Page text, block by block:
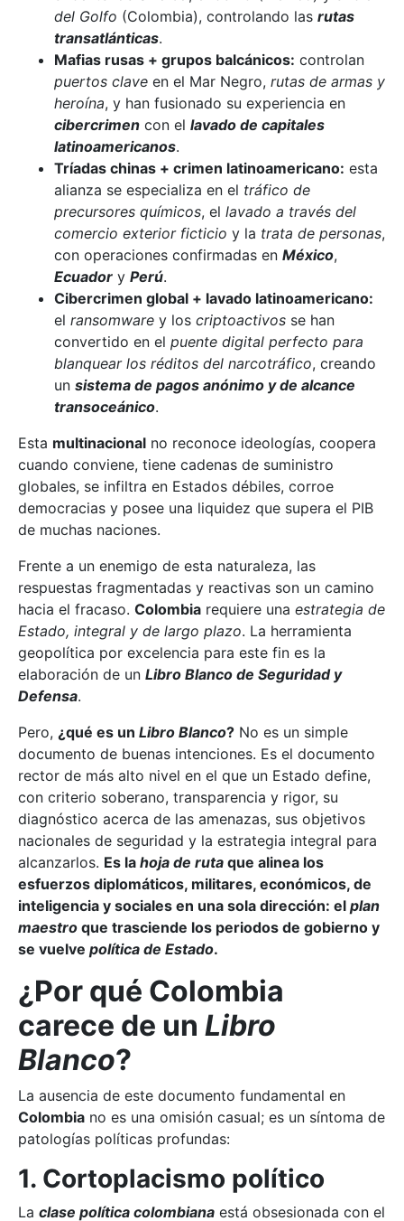
del Golfo (Colombia), controlando las rutas
transatlánticas.
Mafias rusas + grupos balcánicos: controlan
puertos clave en el Mar Negro, rutas de armas y
heroína, y han fusionado su experiencia en
cibercrimen con el lavado de capitales
latinoamericanos.
Tríadas chinas + crimen latinoamericano: esta
alianza se especializa en el tráfico de
precursores químicos, el lavado a través del
comercio exterior ficticio y la trata de personas,
con operaciones confirmadas en México,
Ecuador y Perú.
Cibercrimen global + lavado latinoamericano:
el ransomware y los criptoactivos se han
convertido en el puente digital perfecto para
blanquear los réditos del narcotráfico, creando
un sistema de pagos anónimo y de alcance
transoceánico.
Esta multinacional no reconoce ideologías, coopera
cuando conviene, tiene cadenas de suministro
globales, se infiltra en Estados débiles, corroe
democracias y posee una liquidez que supera el PIB
de muchas naciones.
Frente a un enemigo de esta naturaleza, las
respuestas fragmentadas y reactivas son un camino
hacia el fracaso. Colombia requiere una estrategia de
Estado, integral y de largo plazo. La herramienta
geopolítica por excelencia para este fin es la
elaboración de un Libro Blanco de Seguridad y
Defensa.
Pero, ¿qué es un Libro Blanco? No es un simple
documento de buenas intenciones. Es el documento
rector de más alto nivel en el que un Estado define,
con criterio soberano, transparencia y rigor, su
diagnóstico acerca de las amenazas, sus objetivos
nacionales de seguridad y la estrategia integral para
alcanzarlos. Es la hoja de ruta que alinea los
esfuerzos diplomáticos, militares, económicos, de
inteligencia y sociales en una sola dirección: el plan
maestro que trasciende los periodos de gobierno y
se vuelve política de Estado.
¿Por qué Colombia
carece de un Libro
Blanco?
La ausencia de este documento fundamental en
Colombia no es una omisión casual; es un síntoma de
patologías políticas profundas:
1. Cortoplacismo político
La clase política colombiana está obsesionada con el